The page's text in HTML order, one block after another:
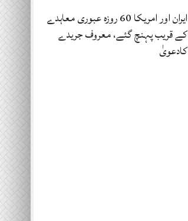
ایران اور امریکا 60 روزہ عبوری معاہدے
کے قریب پہنچ گئے، معروف جریدے
کادعویٰ